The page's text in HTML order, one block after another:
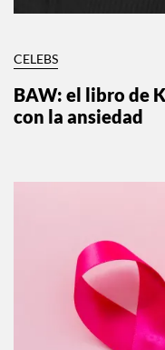
CELEBS
BAW: el libro de
con la ansiedad